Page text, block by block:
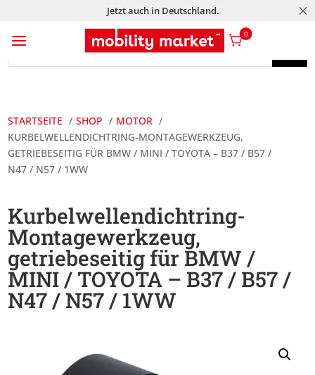
Jetzt auch in Deutschland. M
a 0
Products
Products
STARTSEITE SHOP
MOTOR
KURBELWELLENDICHTRING-MONTAGEWERKZEUG,
GETRIEBESEITIG FÜR BMW / MINI / TOYOTA – B37 / B57 /
N47 / N57 / 1WW
Kurbelwellendichtring-
Montagewerkzeug,
getriebeseitig für BMW /
MINI / TOYOTA – B37 / B57 /
N47 / N57 / 1WW